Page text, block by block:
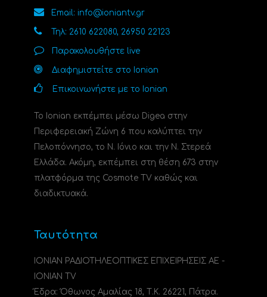
Email: info@ioniantv.gr
Τηλ: 2610 622080, 26950 22123
Παρακολουθήστε live
Διαφημιστείτε στο Ionian
Επικοινωνήστε με το Ionian
Το Ionian εκπέμπει μέσω Digea στην
Περιφερειακή Ζώνη 6 που καλύπτει την
Πελοπόννησο, το N. Ιόνιο και την Ν. Στερεά
Ελλάδα. Ακόμη, εκπέμπει στη θέση 673 στην
πλατφόρμα της Cosmote TV καθώς και
διαδικτυακά.
Ταυτότητα
ΙΟΝΙΑΝ ΡΑΔΙΟΤΗΛΕΟΠΤΙΚΕΣ ΕΠΙΧΕΙΡΗΣΕΙΣ ΑΕ -
IONIAN TV
Έδρα: Όθωνος Αμαλίας 18, Τ.Κ. 26221, Πάτρα.